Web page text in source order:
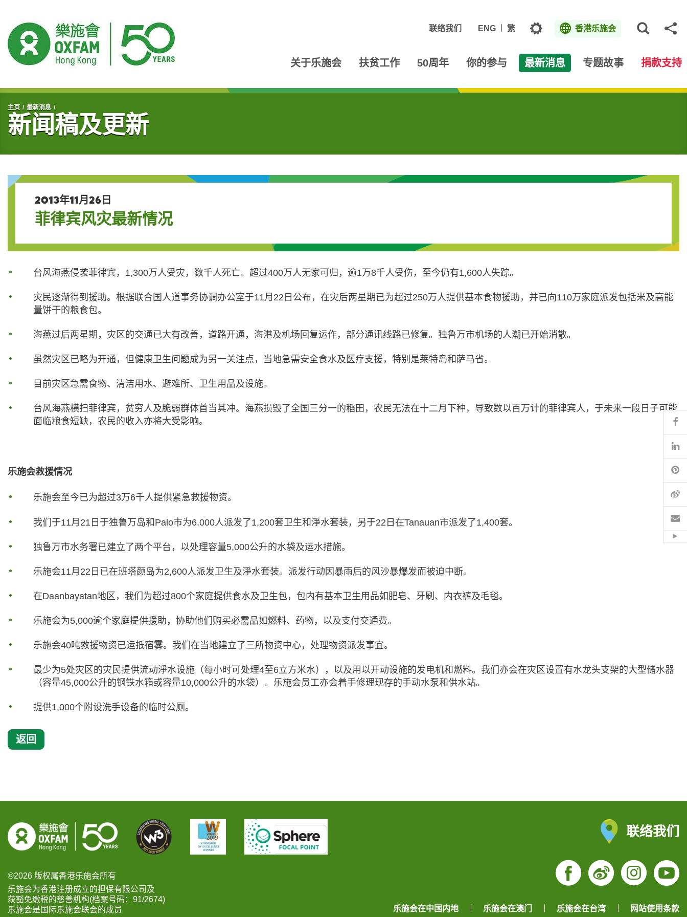
联络我们 ENG 繁 主题 香港乐施会
关于乐施会 扶贫工作 50周年 你的参与 最新消息 专题故事 捐款支持
开始主要内容
主页 最新消息
新闻稿及更新
2013年11月26日
菲律宾风灾最新情况
台风海燕侵袭菲律宾，1,300万人受灾，数千人死亡。超过400万人无家可归，逾1万8千人受伤，至今仍有1,600人失踪。
灾民逐渐得到援助。根据联合国人道事务协调办公室于11月22日公布，在灾后两星期已为超过250万人提供基本食物援助，并已向110万家庭派发包括米及高能
量饼干的粮食包。
海燕过后两星期，灾区的交通已大有改善，道路开通，海港及机场回复运作，部分通讯线路已修复。独鲁万市机场的人潮已开始消散。
虽然灾区已略为开通，但健康卫生问题成为另一关注点，当地急需安全食水及医疗支援，特别是莱特岛和萨马省。
目前灾区急需食物、清洁用水、避难所、卫生用品及设施。
台风海燕横扫菲律宾，贫穷人及脆弱群体首当其冲。海燕损毁了全国三分一的稻田，农民无法在十二月下种，导致数以百万计的菲律宾人，于未来一段日子可能
面临粮食短缺，农民的收入亦将大受影响。
乐施会救援情况
乐施会至今已为超过3万6千人提供紧急救援物资。
我们于11月21日于独鲁万岛和Palo市为6,000人派发了1,200套卫生和淨水套装，另于22日在Tanauan市派发了1,400套。
独鲁万市水务署已建立了两个平台，以处理容量5,000公升的水袋及运水措施。
乐施会11月22日已在班塔颜岛为2,600人派发卫生及淨水套装。派发行动因暴雨后的风沙暴爆发而被迫中断。
在Daanbayatan地区，我们为超过800个家庭提供食水及卫生包，包内有基本卫生用品如肥皂、牙刷、内衣裤及毛毯。
乐施会为5,000逾个家庭提供援助，协助他们购买必需品如燃料、药物，以及支付交通费。
乐施会40吨救援物资已运抵宿雾。我们在当地建立了三所物资中心，处理物资派发事宜。
最少为5处灾区的灾民提供流动淨水设施（每小时可处理4至6立方米水），以及用以开动设施的发电机和燃料。我们亦会在灾区设置有水龙头支架的大型储水器
（容量45,000公升的钢铁水箱或容量10,000公升的水袋）。乐施会员工亦会着手修理现存的手动水泵和供水站。
提供1,000个附设洗手设备的临时公厕。
返回
©2026 版权属香港乐施会所有
乐施会为香港注册成立的担保有限公司及
获豁免缴税的慈善机构(档案号码：91/2674)
乐施会是国际乐施会联会的成员
联络我们
Facebook
Weibo
乐施会在中国内地 乐施会在澳门 乐施会在台湾 网站使用条款